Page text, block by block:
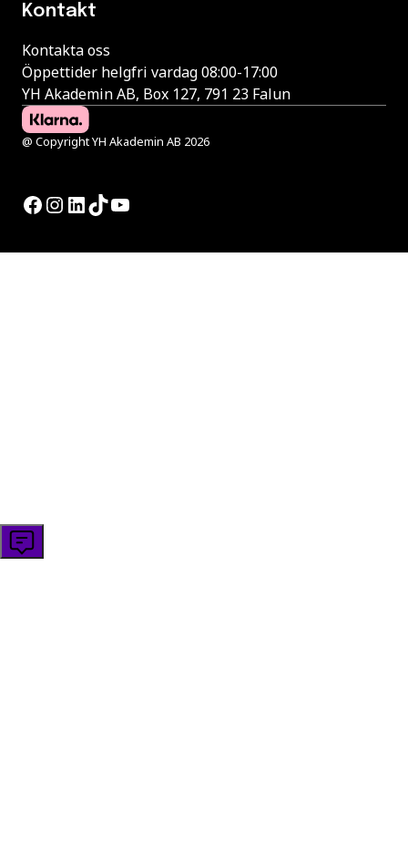
Kontakt
Kontakta oss
Öppettider helgfri vardag 08:00-17:00
YH Akademin AB, Box 127, 791 23 Falun
@ Copyright YH Akademin AB 2026
Facebook
Instagram
LinkedIn
TikTok
YouTube